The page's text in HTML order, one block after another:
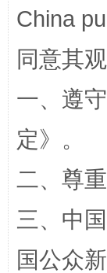
China
同意其
一、遵
定》。
二、尊
三、中
国公众